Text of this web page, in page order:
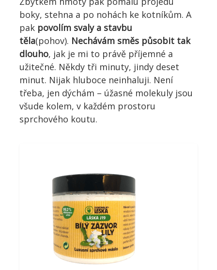
boky, stehna a po nohách ke kotníkům. A
pak povolím svaly a stavbu
těla(pohov). Nechávám směs působit tak
dlouho, jak je mi to právě příjemné a
užitečné. Někdy tři minuty, jindy deset
minut. Nijak hluboce neinhaluji. Není
třeba, jen dýchám – úžasné molekuly jsou
všude kolem, v každém prostoru
sprchového koutu.